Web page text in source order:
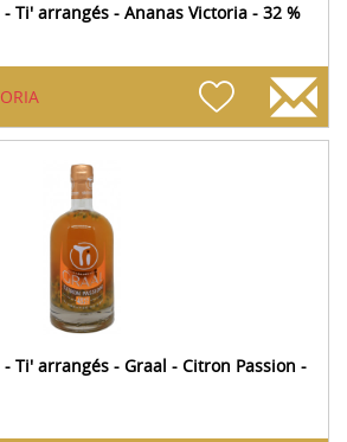
- Ti' arrangés - Ananas Victoria - 32 %
- Ti' arrangés - Graal - Citron Passion -